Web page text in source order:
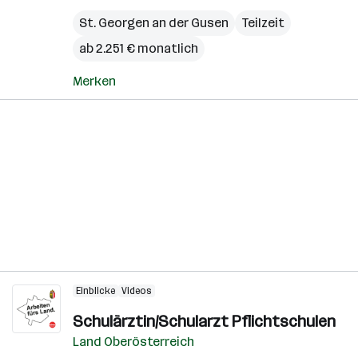
St. Georgen an der Gusen
Teilzeit
ab 2.251 € monatlich
Merken
Einblicke Videos
Schulärztin/Schularzt Pflichtschulen
Land Oberösterreich